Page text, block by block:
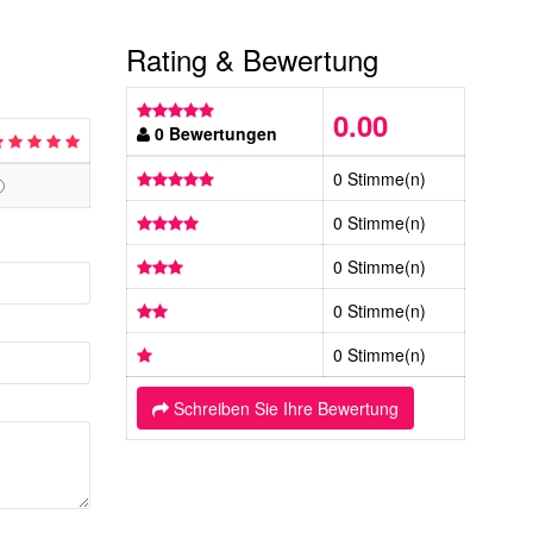
Rating & Bewertung
0 Bewertungen 0.00
0 Stimme(n)
0 Stimme(n)
0 Stimme(n)
0 Stimme(n)
0 Stimme(n)
Schreiben Sie Ihre Bewertung